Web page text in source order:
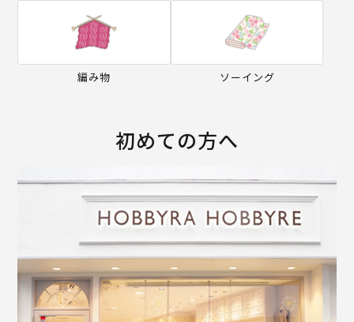
編み物 ソーイング
初めての方へ